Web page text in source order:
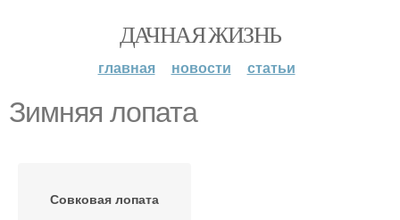
ДАЧНАЯ ЖИЗНЬ
главная новости статьи
Зимняя лопата
Совковая лопата